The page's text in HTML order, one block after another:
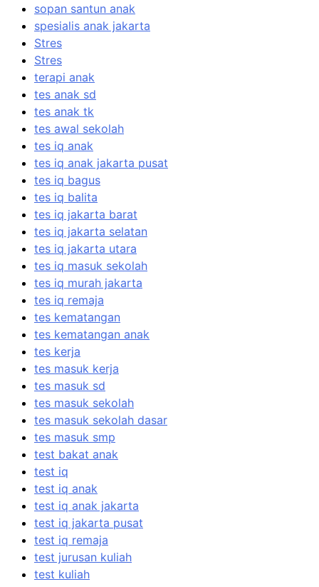
sopan santun anak
spesialis anak jakarta
Stres
Stres
terapi anak
tes anak sd
tes anak tk
tes awal sekolah
tes iq anak
tes iq anak jakarta pusat
tes iq bagus
tes iq balita
tes iq jakarta barat
tes iq jakarta selatan
tes iq jakarta utara
tes iq masuk sekolah
tes iq murah jakarta
tes iq remaja
tes kematangan
tes kematangan anak
tes kerja
tes masuk kerja
tes masuk sd
tes masuk sekolah
tes masuk sekolah dasar
tes masuk smp
test bakat anak
test iq
test iq anak
test iq anak jakarta
test iq jakarta pusat
test iq remaja
test jurusan kuliah
test kuliah